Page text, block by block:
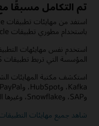
تم التكامل مسبقًا
باستخدام مطوري تطبيقات Oracle والمدعومة عالميًا.
المؤسسة التي تربط تطبيقات Oracle Fusion SaaS بسلاسة.
وSAP، وSnowflake، وغيرها الكثير.
شاهد جميع مهايئات